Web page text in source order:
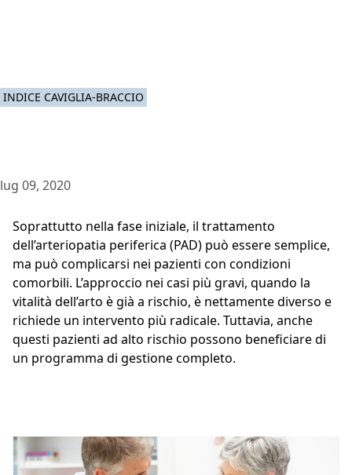
INDICE CAVIGLIA-BRACCIO
lug 09, 2020
Soprattutto nella fase iniziale, il trattamento
dell’arteriopatia periferica (PAD) può essere semplice,
ma può complicarsi nei pazienti con condizioni
comorbili. L’approccio nei casi più gravi, quando la
vitalità dell’arto è già a rischio, è nettamente diverso e
richiede un intervento più radicale. Tuttavia, anche
questi pazienti ad alto rischio possono beneficiare di
un programma di gestione completo.